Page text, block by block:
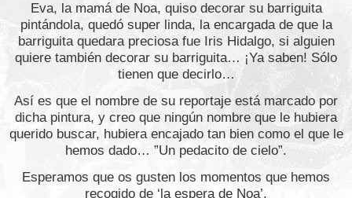
Eva, la mamá de Noa, quiso decorar su barriguita
pintándola, quedó super linda, la encargada de que la
barriguita quedara preciosa fue Iris Hidalgo, si alguien
quiere también decorar su barriguita… ¡Ya saben! Sólo
tienen que decirlo…
Así es que el nombre de su reportaje está marcado por
dicha pintura, y creo que ningún nombre que le hubiera
querido buscar, hubiera encajado tan bien como el que le
hemos dado… ”Un pedacito de cielo”.
Esperamos que os gusten los momentos que hemos
recogido de ‘la espera de Noa’.